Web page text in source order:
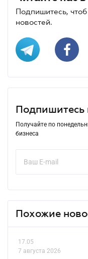
Подпишитесь,
новостей.
Подпишитесь
Получайте по
бизнеса
Похожие
17.05
7 августа 2026